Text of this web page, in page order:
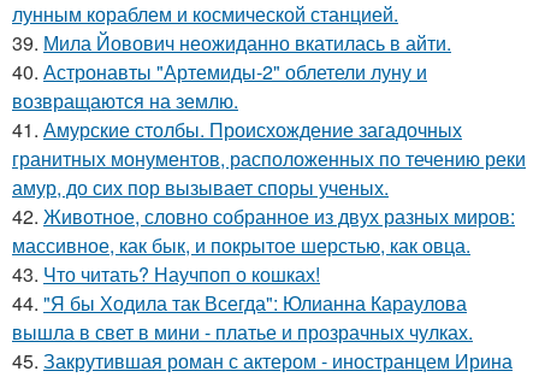
лунным кораблем и космической станцией.
39. Мила Йовович неожиданно вкатилась в айти.
40. Астронавты "Артемиды-2" облетели луну и
возвращаются на землю.
41. Амурские столбы. Происхождение загадочных
гранитных монументов, расположенных по течению реки
амур, до сих пор вызывает споры ученых.
42. Животное, словно собранное из двух разных миров:
массивное, как бык, и покрытое шерстью, как овца.
43. Что читать? Научпоп о кошках!
44. "Я бы Ходила так Всегда": Юлианна Караулова
вышла в свет в мини - платье и прозрачных чулках.
45. Закрутившая роман с актером - иностранцем Ирина